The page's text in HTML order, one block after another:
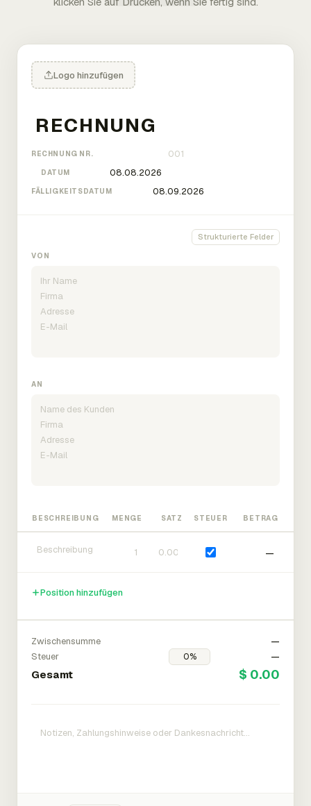
Logo hinzufügen
RECHNUNG NR.
DATUM
FÄLLIGKEITSDATUM
Strukturierte Felder
VON
AN
BESCHREIBUNG MENGE SATZ STEUER BETRAG
—
Position hinzufügen
Zwischensumme
—
Steuer
—
Gesamt $ 0.00